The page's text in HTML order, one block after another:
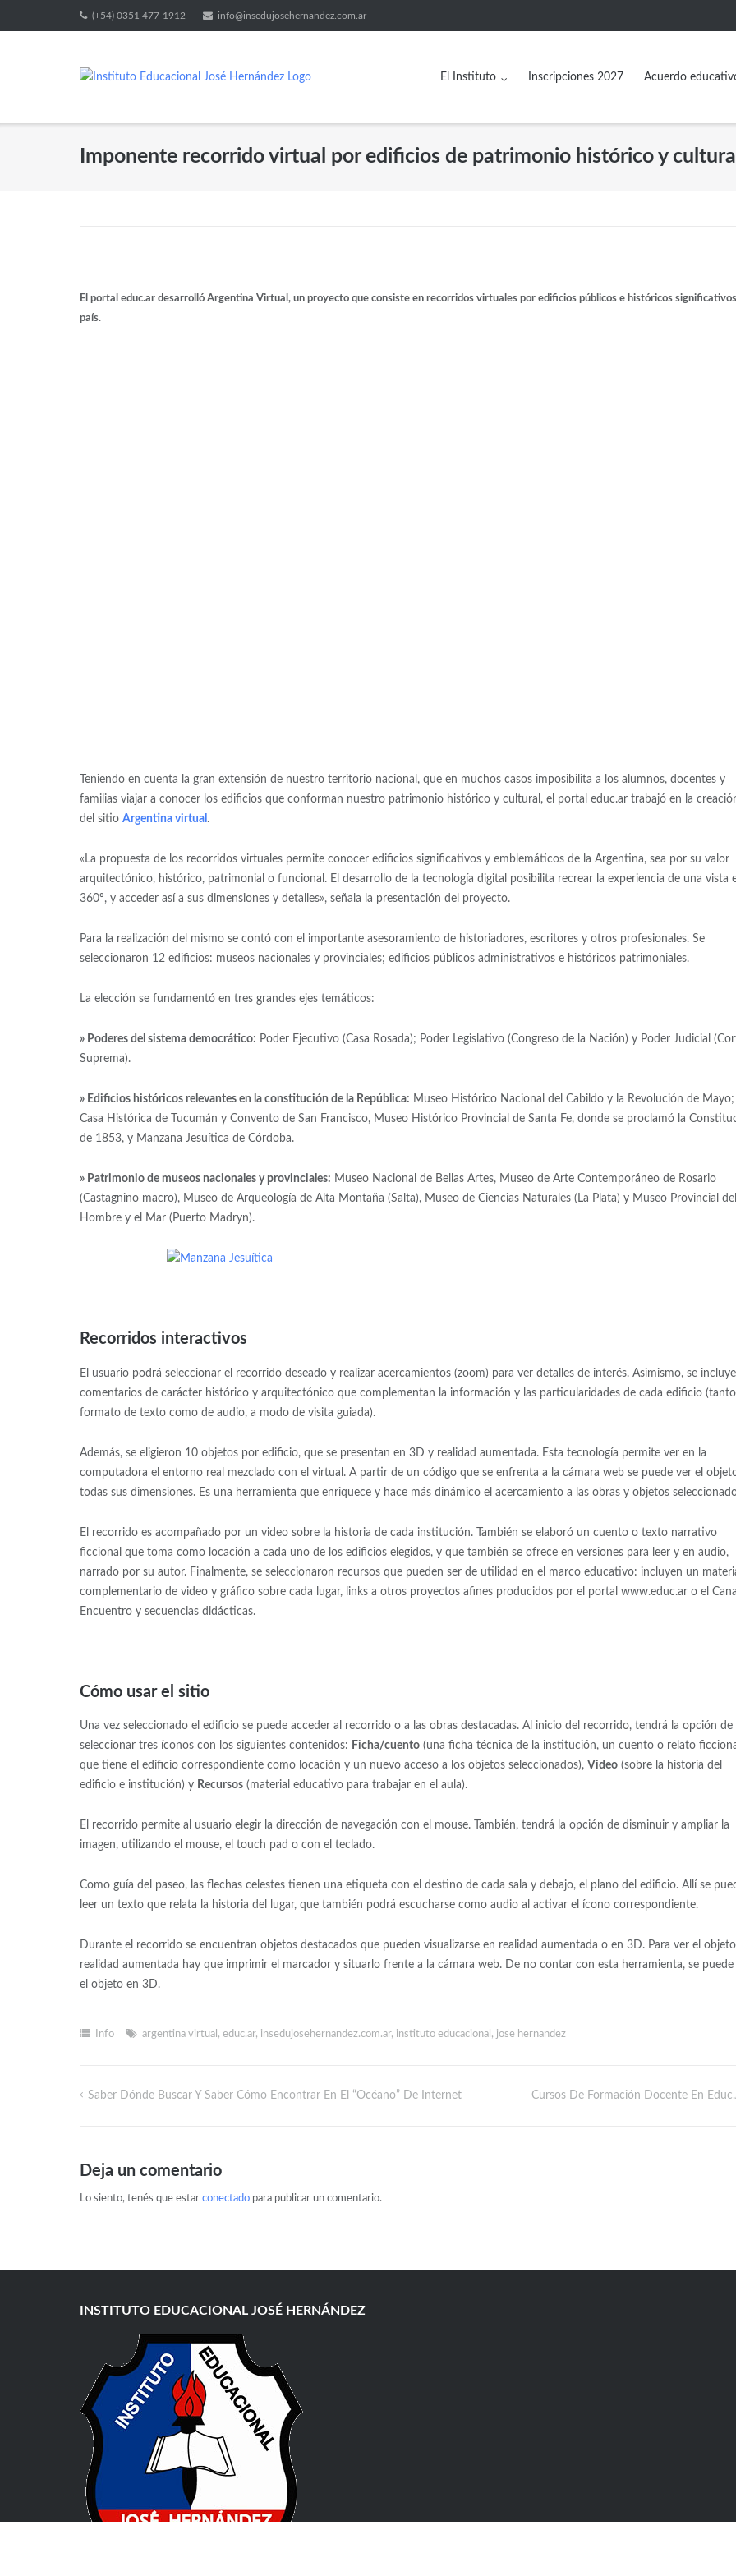
(+54) 0351 477-1912 info@insedujosehernandez.com.ar
El Instituto Inscripciones 2027 Acuerdo
Imponente recorrido virtual por edificios de patrimonio histórico y cultural
El portal educ.ar desarrolló Argentina Virtual, un proyecto que consiste en recorridos virtuales por edificios públicos e históricos significativos
país.
Teniendo en cuenta la gran extensión de nuestro territorio nacional, que en muchos casos imposibilita a los alumnos, docentes y
familias viajar a conocer los edificios que conforman nuestro patrimonio histórico y cultural, el portal educ.ar trabajó en la
del sitio Argentina virtual .
«La propuesta de los recorridos virtuales permite conocer edificios significativos y emblemáticos de la Argentina, sea por su valor
arquitectónico, histórico, patrimonial o funcional. El desarrollo de la tecnología digital posibilita recrear la experiencia de una vista
360º, y acceder así a sus dimensiones y detalles», señala la presentación del proyecto.
Para la realización del mismo se contó con el importante asesoramiento de historiadores, escritores y otros profesionales. Se
seleccionaron 12 edificios: museos nacionales y provinciales; edificios públicos administrativos e históricos patrimoniales.
La elección se fundamentó en tres grandes ejes temáticos:
» Poderes del sistema democrático: Poder Ejecutivo (Casa Rosada); Poder Legislativo (Congreso de la Nación) y Poder Judicial
Suprema).
» Edificios históricos relevantes en la constitución de la República: Museo Histórico Nacional del Cabildo y la Revolución de Mayo;
Casa Histórica de Tucumán y Convento de San Francisco, Museo Histórico Provincial de Santa Fe, donde se proclamó la
de 1853, y Manzana Jesuítica de Córdoba.
» Patrimonio de museos nacionales y provinciales: Museo Nacional de Bellas Artes, Museo de Arte Contemporáneo de Rosario
(Castagnino macro), Museo de Arqueología de Alta Montaña (Salta), Museo de Ciencias Naturales (La Plata) y Museo Provincial del
Hombre y el Mar (Puerto Madryn).
Recorridos interactivos
El usuario podrá seleccionar el recorrido deseado y realizar acercamientos (zoom) para ver detalles de interés. Asimismo, se
comentarios de carácter histórico y arquitectónico que complementan la información y las particularidades de cada edificio
formato de texto como de audio, a modo de visita guiada).
Además, se eligieron 10 objetos por edificio, que se presentan en 3D y realidad aumentada. Esta tecnología permite ver en la
computadora el entorno real mezclado con el virtual. A partir de un código que se enfrenta a la cámara web se puede ver el
todas sus dimensiones. Es una herramienta que enriquece y hace más dinámico el acercamiento a las obras y objetos
El recorrido es acompañado por un video sobre la historia de cada institución. También se elaboró un cuento o texto narrativo
ficcional que toma como locación a cada uno de los edificios elegidos, y que también se ofrece en versiones para leer y en audio,
narrado por su autor. Finalmente, se seleccionaron recursos que pueden ser de utilidad en el marco educativo: incluyen un
complementario de video y gráfico sobre cada lugar, links a otros proyectos afines producidos por el portal www.educ.ar o el Canal
Encuentro y secuencias didácticas.
Cómo usar el sitio
Una vez seleccionado el edificio se puede acceder al recorrido o a las obras destacadas. Al inicio del recorrido, tendrá la opción de
seleccionar tres íconos con los siguientes contenidos: Ficha/cuento(una ficha técnica de la institución, un cuento o relato
que tiene el edificio correspondiente como locación y un nuevo acceso a los objetos seleccionados), Video(sobre la historia del
edificio e institución) y Recursos(material educativo para trabajar en el aula).
El recorrido permite al usuario elegir la dirección de navegación con el mouse. También, tendrá la opción de disminuir y ampliar la
imagen, utilizando el mouse, el touch pad o con el teclado.
Como guía del paseo, las flechas celestes tienen una etiqueta con el destino de cada sala y debajo, el plano del edificio. Allí se
leer un texto que relata la historia del lugar, que también podrá escucharse como audio al activar el ícono correspondiente.
Durante el recorrido se encuentran objetos destacados que pueden visualizarse en realidad aumentada o en 3D. Para ver el
realidad aumentada hay que imprimir el marcador y situarlo frente a la cámara web. De no contar con esta herramienta, se puede
el objeto en 3D.
Info argentina virtual , educ.ar, insedujosehernandez.com.ar, instituto educacional , jose hernandez
Saber Dónde Buscar Y Saber Cómo Encontrar En El “océano” De Internet Cursos De Formación Docente En
Deja un comentario
Lo siento, tenés que estar conectadopara publicar un comentario.
INSTITUTO EDUCACIONAL JOSÉ HERNÁNDEZ